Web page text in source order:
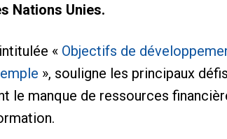
Nations Unies.
« Objectifs de
», souligne les principaux
le manque de ressources